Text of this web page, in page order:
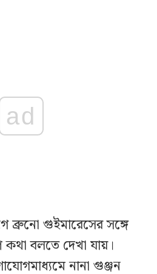
ad
ব্রুনো গুইমারেসের সঙ্গে
কথা বলতে দেখা যায়।
নানা গুঞ্জন